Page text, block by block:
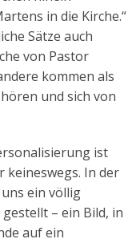
in die Kirche.“
Sätze auch
von Pastor
kommen als
und sich von
ist
keineswegs. In der
ein völlig
– ein Bild, in
auf ein